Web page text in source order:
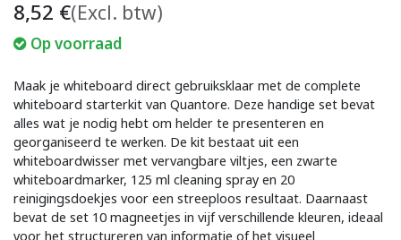
8,52 €(Excl. btw)
Op voorraad
Maak je whiteboard direct gebruiksklaar met de complete
whiteboard starterkit van Quantore. Deze handige set bevat
alles wat je nodig hebt om helder te presenteren en
georganiseerd te werken. De kit bestaat uit een
whiteboardwisser met vervangbare viltjes, een zwarte
whiteboardmarker, 125 ml cleaning spray en 20
reinigingsdoekjes voor een streeploos resultaat. Daarnaast
bevat de set 10 magneetjes in vijf verschillende kleuren, ideaal
voor het structureren van informatie of het visueel